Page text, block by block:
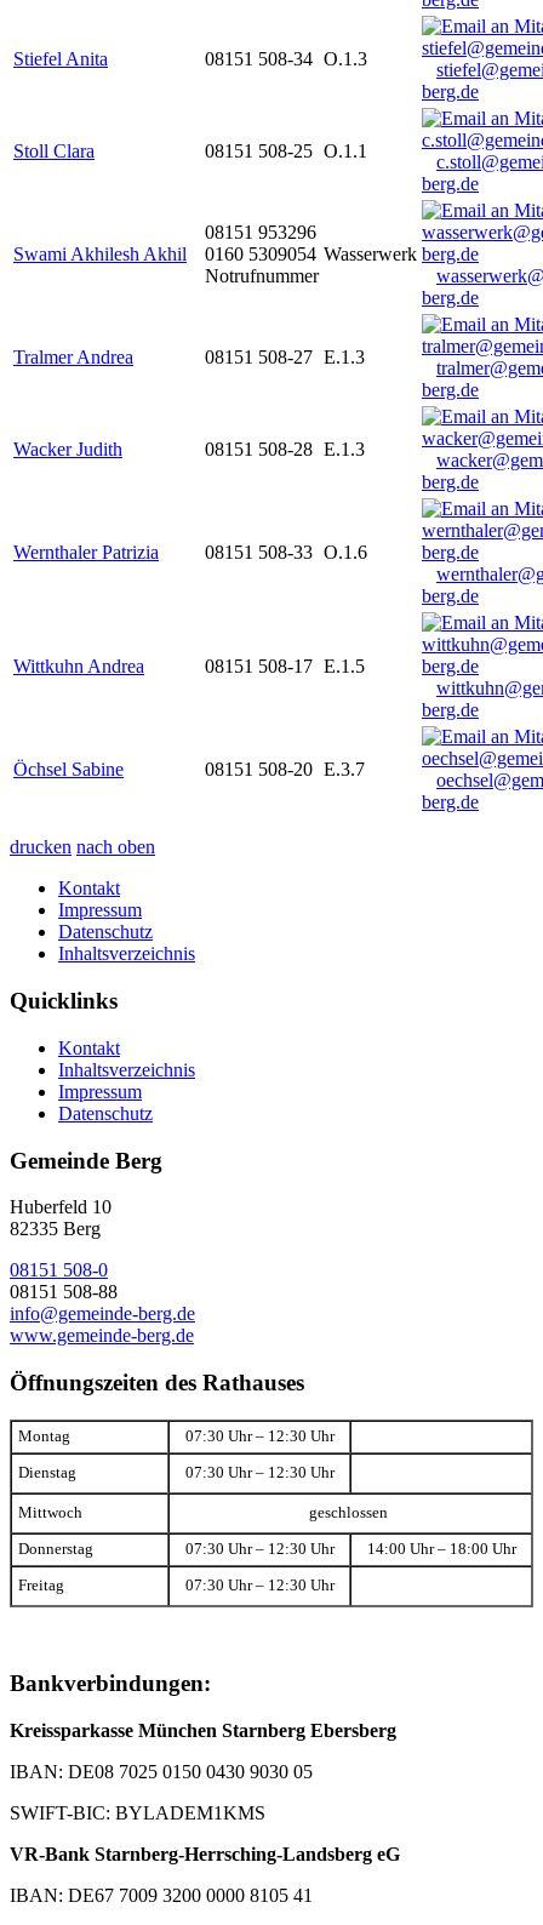
Stiefel Anita 08151 508-34 O.1.3
berg.de
Stoll Clara 08151 508-25 O.1.1
berg.de
Swami Akhilesh Akhil
08151 953296
0160 5309054
Notrufnummer
Wasserwerk
berg.de
Tralmer Andrea 08151 508-27 E.1.3
berg.de
Wacker Judith 08151 508-28 E.1.3
berg.de
Wernthaler Patrizia 08151 508-33 O.1.6
berg.de
Wittkuhn Andrea 08151 508-17 E.1.5
berg.de
Öchsel Sabine 08151 508-20 E.3.7
berg.de
drucken nach oben
Kontakt
Impressum
Datenschutz
Inhaltsverzeichnis
Quicklinks
Kontakt
Inhaltsverzeichnis
Impressum
Datenschutz
Gemeinde Berg
Huberfeld 10
82335 Berg
08151 508-0
08151 508-88
info@gemeinde-berg.de
www.gemeinde-berg.de
Öffnungszeiten des Rathauses
Montag 07:30 Uhr – 12:30 Uhr
Dienstag 07:30 Uhr – 12:30 Uhr
Mittwoch geschlossen
Donnerstag 07:30 Uhr – 12:30 Uhr 14:00 Uhr – 18:00 Uhr
Freitag 07:30 Uhr – 12:30 Uhr
Bankverbindungen:
Kreissparkasse München Starnberg Ebersberg
IBAN: DE08 7025 0150 0430 9030 05
SWIFT-BIC: BYLADEM1KMS
VR-Bank Starnberg-Herrsching-Landsberg eG
IBAN: DE67 7009 3200 0000 8105 41